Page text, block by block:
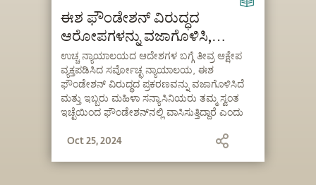
ಈಶ ಫೌಂಡೇಶನ್ ವಿರುದ್ಧದ
ಆರೋಪಗಳನ್ನು ವಜಾಗೊಳಿಸಿ,
ಆರೋಪಗಳ ಹಿಂದಿನ ಉದ್ದೇಶವನ್ನು
ಪ್ರಶ್ನಿಸಿದ ಸರ್ವೋಚ್ಛ ನ್ಯಾಯಾಲಯ
ಉಚ್ಚ ನ್ಯಾಯಾಲಯದ ಆದೇಶಗಳ ಬಗ್ಗೆ ತೀವ್ರ ಆಕ್ಷೇಪ
ವ್ಯಕ್ತಪಡಿಸಿದ ಸರ್ವೋಚ್ಛ ನ್ಯಾಯಾಲಯ, ಈಶ
ಫೌಂಡೇಶನ್ ವಿರುದ್ಧದ ಪ್ರಕರಣವನ್ನು ವಜಾಗೊಳಿಸಿದೆ
ಮತ್ತು ಇಬ್ಬರು ಮಹಿಳಾ ಸನ್ಯಾಸಿನಿಯರು ತಮ್ಮ ಸ್ವಂತ
ಇಚ್ಛೆಯಿಂದ ಫೌಂಡೇಶನ್‌ನಲ್ಲಿ ವಾಸಿಸುತ್ತಿದ್ದಾರೆ ಎಂದು
Oct 25, 2024